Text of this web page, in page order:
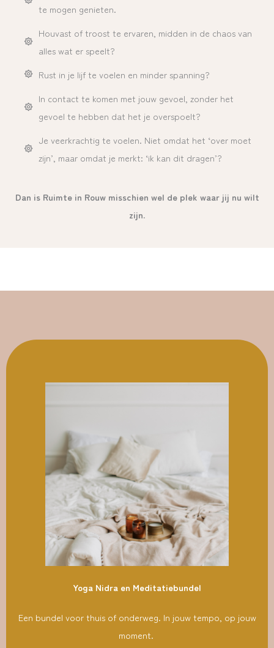
te mogen genieten.
Houvast of troost te ervaren, midden in de chaos van
alles wat er speelt?
Rust in je lijf te voelen en minder spanning?
In contact te komen met jouw gevoel, zonder het
gevoel te hebben dat het je overspoelt?
Je veerkrachtig te voelen. Niet omdat het ‘over moet
zijn’, maar omdat je merkt: ‘ik kan dit dragen’?
Dan is Ruimte in Rouw misschien wel de plek waar jij nu wilt
zijn.
Yoga Nidra en Meditatiebundel
Een bundel voor thuis of onderweg. In jouw tempo, op jouw
moment.